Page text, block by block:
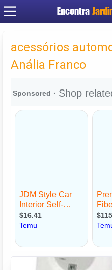
Encontra
acessórios
Anália Franco